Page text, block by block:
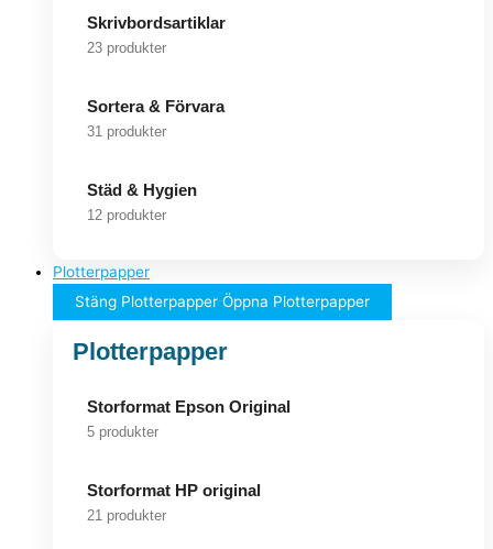
Skrivbordsartiklar
23 produkter
Sortera & Förvara
31 produkter
Städ & Hygien
12 produkter
Plotterpapper
Stäng Plotterpapper Öppna Plotterpapper
Plotterpapper
Storformat Epson Original
5 produkter
Storformat HP original
21 produkter